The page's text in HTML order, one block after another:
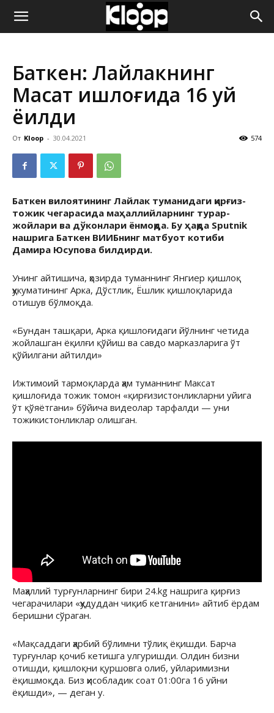
ҚИРҒИЗИСТОН
ЯНГИЛИКЛАРИ
Баткен: Лайлакнинг
Мақсат қишлоғида 16 уй
ёқилди
От Kloop - 30.04.2021 574
Баткен вилоятининг Лайлак туманидаги қирғиз-
тожик чегарасида маҳаллийларнинг турар-
жойлари ва дўконлари ёнмоқда. Бу ҳақда Sputnik
нашрига Баткен ВИИБнинг матбуот котиби
Дамира Юсупова билдирди.
Унинг айтишича, ҳозирда туманнинг Янгиер қишлоқ
ҳукуматининг Арка, Дўстлик, Ёшлик қишлоқларида
отишув бўлмоқда.
«Бундан ташқари, Арка қишлоғидаги йўлнинг четида
жойлашган ёқилғи қўйиш ва савдо марказларига ўт
қўйилгани айтилди»
Ижтимоий тармоқларда ҳам туманнинг Максат
қишлоғида тожик томон «қирғизистонликларни уйига
ўт қўяётгани» бўйича видеолар тарфалди — уни
тожикистонликлар олишган.
Маҳаллий турғунларнинг бири 24.kg нашрига қирғиз
чегарачилари «ҳудуддан чиқиб кетганини» айтиб ёрдам
беришни сўраган.
«Мақсаддаги ҳарбий бўлимни тўлиқ ёқишди. Барча
турғунлар қочиб кетишга улгуришди. Олдин бизни
отишди, қишлоқни қуршовга олиб, уйларимизни
ёқишмоқда. Биз ҳисобладик соат 01:00га 16 уйни
ёқишди», — деган у.